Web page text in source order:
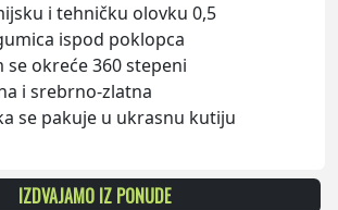
i tehničku olovku 0,5
ispod poklopca
se okreće 360 stepeni
i srebrno-zlatna
se pakuje u ukrasnu kutiju
IZDVAJAMO IZ PONUDE